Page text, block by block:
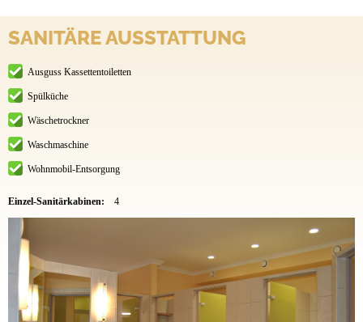
SANITÄRE AUSSTATTUNG
Ausguss Kassettentoiletten
Spülküche
Wäschetrockner
Waschmaschine
Wohnmobil-Entsorgung
Einzel-Sanitärkabinen: 4